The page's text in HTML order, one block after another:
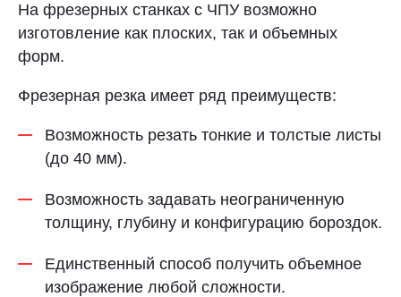
На фрезерных станках с ЧПУ возможно
изготовление как плоских, так и объемных
форм.
Фрезерная резка имеет ряд преимуществ:
Возможность резать тонкие и толстые листы
(до 40 мм).
Возможность задавать неограниченную
толщину, глубину и конфигурацию бороздок.
Единственный способ получить объемное
изображение любой сложности.